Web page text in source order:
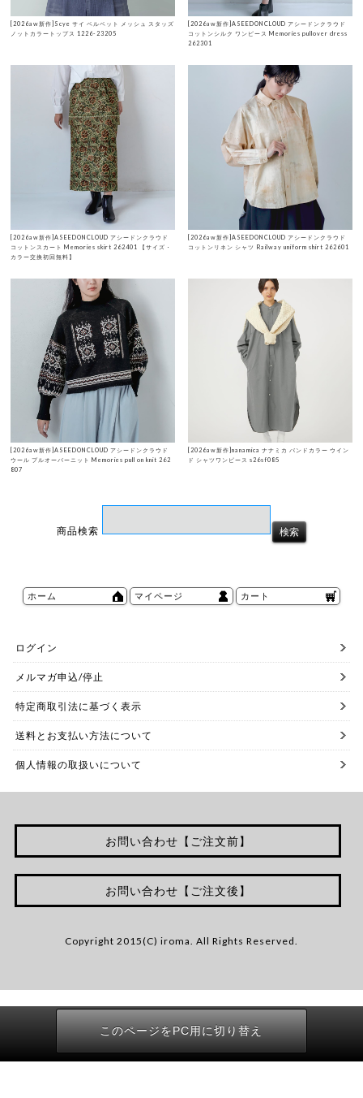
[2026aw新作]Scye サイ ベルベット メッシュ スタッズ
ノットカラートップス 1226-23205
[2026aw新作]ASEEDONCLOUD アシードンクラウド
コットンシルク ワンピース Memories pullover dress
262301
[2026aw新作]ASEEDONCLOUD アシードンクラウド
コットンスカート Memories skirt 262401 【サイズ・
カラー交換初回無料】
[2026aw新作]ASEEDONCLOUD アシードンクラウド
コットンリネン シャツ Railway uniform shirt 262601
[2026aw新作]ASEEDONCLOUD アシードンクラウド
ウール プルオーバーニット Memories pull on knit 262
807
[2026aw新作]nanamica ナナミカ バンドカラー ウイン
ド シャツワンピース s26sf085
商品検索
ホーム マイページ カート
ログイン
メルマガ申込/停止
特定商取引法に基づく表示
送料とお支払い方法について
個人情報の取扱いについて
お問い合わせ【ご注文前】
お問い合わせ【ご注文後】
Copyright 2015(C) iroma. All Rights Reserved.
このページをPC用に切り替え